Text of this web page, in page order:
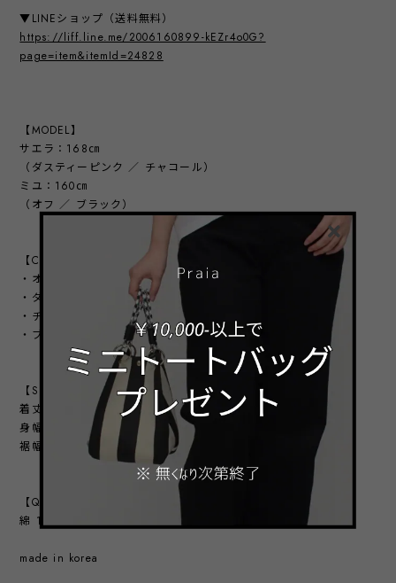
▼LINEショップ（送料無料）
https://liff.line.me/2006160899-kEZr4o0G?
page=item&itemId=24828
【MODEL】
サエラ：168㎝
（ダスティーピンク ／ チャコール）
ミユ：160㎝
（オフ ／ ブラック）
【COLOR VARIATION】
・オフ
・ダスティーピンク
・チャコール
・ブラック
【SIZE】
着丈：前64㎝ ／ 後78㎝
身幅：78㎝
裾幅：60㎝
【QUALITY】
綿 100%
made in korea